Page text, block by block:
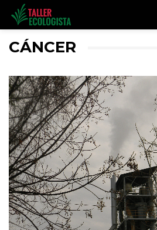
CÁNCER